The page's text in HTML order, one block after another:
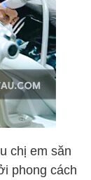
chị em săn
phong cách